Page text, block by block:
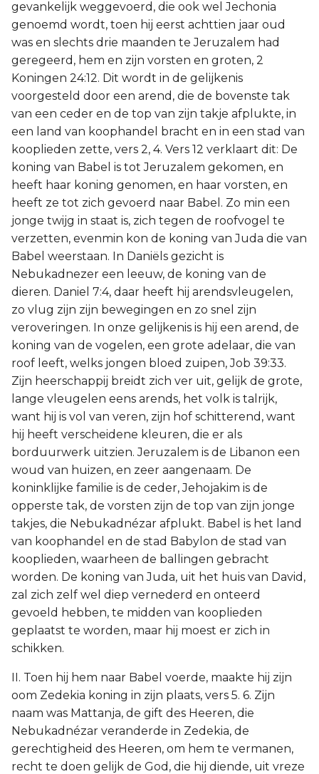
gevankelijk weggevoerd, die ook wel Jechonia
genoemd wordt, toen hij eerst achttien jaar oud
was en slechts drie maanden te Jeruzalem had
geregeerd, hem en zijn vorsten en groten, 2
Koningen 24:12. Dit wordt in de gelijkenis
voorgesteld door een arend, die de bovenste tak
van een ceder en de top van zijn takje afplukte, in
een land van koophandel bracht en in een stad van
kooplieden zette, vers 2, 4. Vers 12 verklaart dit: De
koning van Babel is tot Jeruzalem gekomen, en
heeft haar koning genomen, en haar vorsten, en
heeft ze tot zich gevoerd naar Babel. Zo min een
jonge twijg in staat is, zich tegen de roofvogel te
verzetten, evenmin kon de koning van Juda die van
Babel weerstaan. In Daniëls gezicht is
Nebukadnezer een leeuw, de koning van de
dieren. Daniel 7:4, daar heeft hij arendsvleugelen,
zo vlug zijn zijn bewegingen en zo snel zijn
veroveringen. In onze gelijkenis is hij een arend, de
koning van de vogelen, een grote adelaar, die van
roof leeft, welks jongen bloed zuipen, Job 39:33.
Zijn heerschappij breidt zich ver uit, gelijk de grote,
lange vleugelen eens arends, het volk is talrijk,
want hij is vol van veren, zijn hof schitterend, want
hij heeft verscheidene kleuren, die er als
borduurwerk uitzien. Jeruzalem is de Libanon een
woud van huizen, en zeer aangenaam. De
koninklijke familie is de ceder, Jehojakim is de
opperste tak, de vorsten zijn de top van zijn jonge
takjes, die Nebukadnézar afplukt. Babel is het land
van koophandel en de stad Babylon de stad van
kooplieden, waarheen de ballingen gebracht
worden. De koning van Juda, uit het huis van David,
zal zich zelf wel diep vernederd en onteerd
gevoeld hebben, te midden van kooplieden
geplaatst te worden, maar hij moest er zich in
schikken.
II. Toen hij hem naar Babel voerde, maakte hij zijn
oom Zedekia koning in zijn plaats, vers 5. 6. Zijn
naam was Mattanja, de gift des Heeren, die
Nebukadnézar veranderde in Zedekia, de
gerechtigheid des Heeren, om hem te vermanen,
recht te doen gelijk de God, die hij diende, uit vreze